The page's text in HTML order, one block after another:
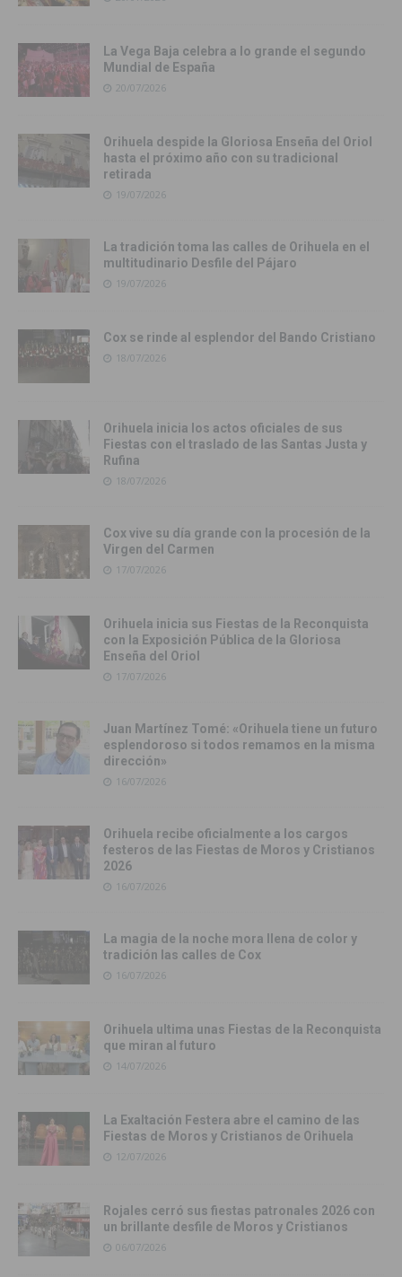
La Vega Baja celebra a lo grande el segundo
Mundial de España
20/07/2026
Orihuela despide la Gloriosa Enseña del Oriol
hasta el próximo año con su tradicional
retirada
19/07/2026
La tradición toma las calles de Orihuela en el
multitudinario Desfile del Pájaro
19/07/2026
Cox se rinde al esplendor del Bando Cristiano
18/07/2026
Orihuela inicia los actos oficiales de sus
Fiestas con el traslado de las Santas Justa y
Rufina
18/07/2026
Cox vive su día grande con la procesión de la
Virgen del Carmen
17/07/2026
Orihuela inicia sus Fiestas de la Reconquista
con la Exposición Pública de la Gloriosa
Enseña del Oriol
17/07/2026
Juan Martínez Tomé: «Orihuela tiene un futuro
esplendoroso si todos remamos en la misma
dirección»
16/07/2026
Orihuela recibe oficialmente a los cargos
festeros de las Fiestas de Moros y Cristianos
2026
16/07/2026
La magia de la noche mora llena de color y
tradición las calles de Cox
16/07/2026
Orihuela ultima unas Fiestas de la Reconquista
que miran al futuro
14/07/2026
La Exaltación Festera abre el camino de las
Fiestas de Moros y Cristianos de Orihuela
12/07/2026
Rojales cerró sus fiestas patronales 2026 con
un brillante desfile de Moros y Cristianos
06/07/2026